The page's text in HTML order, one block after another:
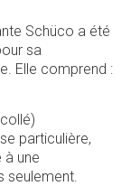
Schüco a été
sa
Elle comprend :
particulière,
à une
seulement.